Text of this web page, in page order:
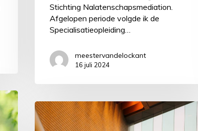
Stichting Nalatenschapsmediation.
Afgelopen periode volgde ik de
Specialisatieopleiding…
meestervandelockant
16 juli 2024